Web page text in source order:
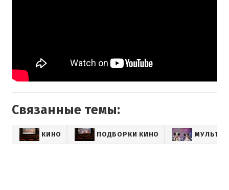
Связанные темы:
КИНО ПОДБОРКИ КИНО